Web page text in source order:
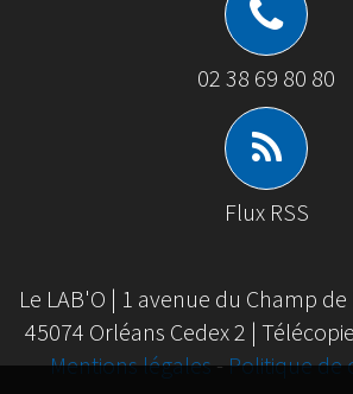
02 38 69 80 80
Flux RSS
Le LAB'O | 1 avenue du Champ de
45074 Orléans Cedex 2 |
Mentions légales-Politique de